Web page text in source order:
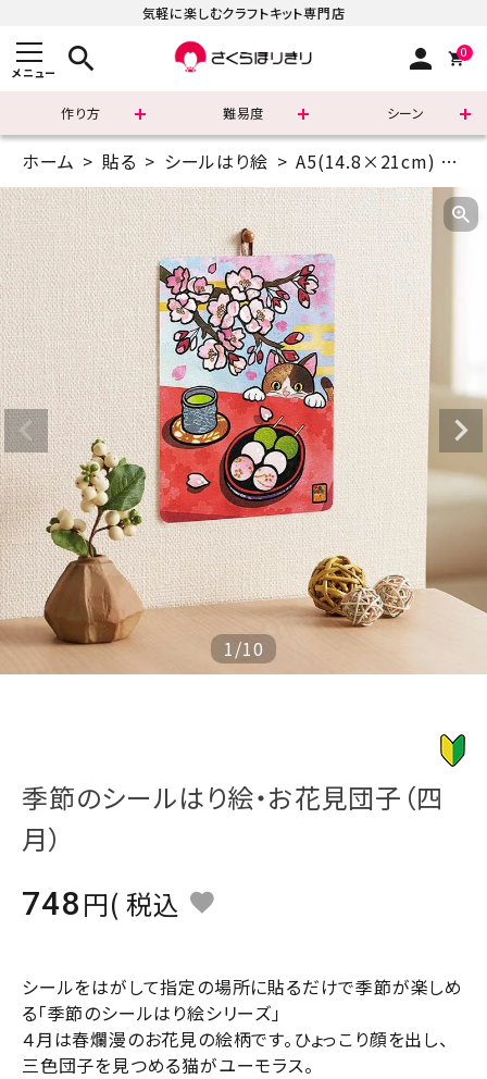
気軽に楽しむクラフトキット専門店
メニュー search person 0
作り方 難易度 シーン
まずはこちら
ショッピングガイド
よくあるご質問
すべての商品
新着商品
診断チャート
ジャンルで選ぶ
レビューを見る
コーポレートサイト
実店舗案内
お問い合わせ
ACCOUNT MENU
ホーム 貼る シールはり絵 A5(14.8×21cm)
1/10
季節のシールはり絵・お花見団子（四
月）
748
税込
シールをはがして指定の場所に貼るだけで季節が楽しめ
る「季節のシールはり絵シリーズ」
４月は春爛漫のお花見の絵柄です。ひょっこり顔を出し、
三色団子を見つめる猫がユーモラス。